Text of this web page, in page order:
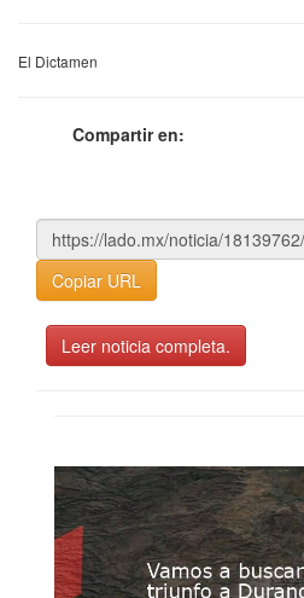
El Dictamen
Compartir en:
Copiar URL
Leer noticia completa.